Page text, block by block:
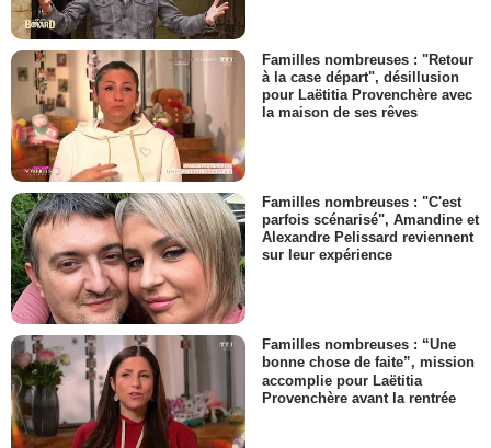
Familles nombreuses : "Retour
à la case départ", désillusion
pour Laëtitia Provenchère avec
la maison de ses rêves
Familles nombreuses : "C'est
parfois scénarisé", Amandine et
Alexandre Pelissard reviennent
sur leur expérience
Familles nombreuses : “Une
bonne chose de faite”, mission
accomplie pour Laëtitia
Provenchère avant la rentrée